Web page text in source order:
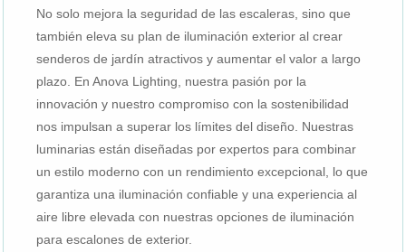
No solo mejora la seguridad de las escaleras, sino que
también eleva su plan de iluminación exterior al crear
senderos de jardín atractivos y aumentar el valor a largo
plazo. En Anova Lighting, nuestra pasión por la
innovación y nuestro compromiso con la sostenibilidad
nos impulsan a superar los límites del diseño. Nuestras
luminarias están diseñadas por expertos para combinar
un estilo moderno con un rendimiento excepcional, lo que
garantiza una iluminación confiable y una experiencia al
aire libre elevada con nuestras opciones de iluminación
para escalones de exterior.